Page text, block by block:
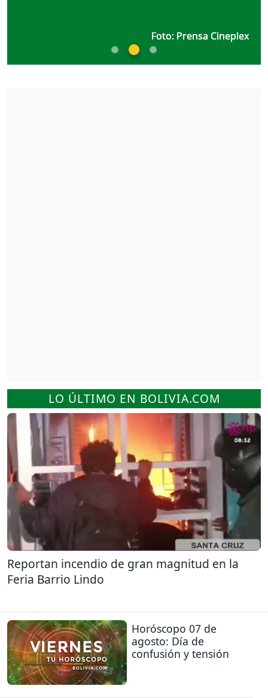
Foto: Prensa Cineplex
Foto: Prensa Cineplex
Foto: Prensa Cineplex
LO ÚLTIMO EN BOLIVIA.COM
Reportan incendio de gran magnitud en la
Feria Barrio Lindo
Horóscopo 07 de
agosto: Día de
confusión y tensión